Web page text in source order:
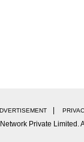
Private Limited.